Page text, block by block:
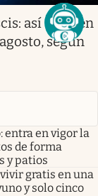
así te irá en
según
entra en vigor la
de forma
y patios
gratis en una
y solo cinco